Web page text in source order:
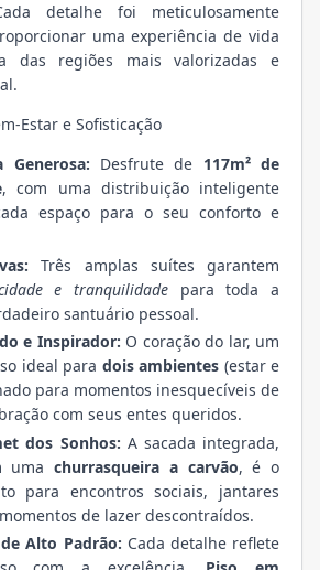
detalhe foi meticulosamente
uma experiência de vida
das regiões mais valorizadas e
Estar e Sofisticação
Generosa: Desfrute de 117m² de
, com uma distribuição inteligente
espaço para o seu conforto e
Três amplas suítes garantem
e tranquilidade para toda a
santuário pessoal.
e Inspirador: O coração do lar, um
ideal para dois ambientes (estar e
para momentos inesquecíveis de
com seus entes queridos.
dos Sonhos: A sacada integrada,
umachurrasqueira a carvão, é o
para encontros sociais, jantares
de lazer descontraídos.
Alto Padrão: Cada detalhe reflete